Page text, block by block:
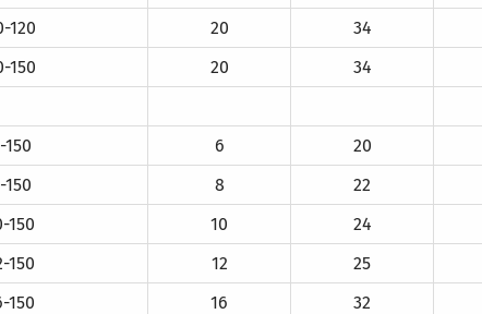
120
20 34
150
20 34
150 6 20
150
8 22
150
10 24
150
12 25
150
16 32